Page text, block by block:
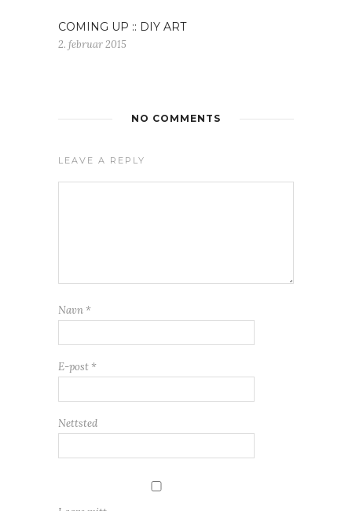
COMING UP :: DIY ART
2. februar 2015
NO COMMENTS
LEAVE A REPLY
Navn *
E-post *
Nettsted